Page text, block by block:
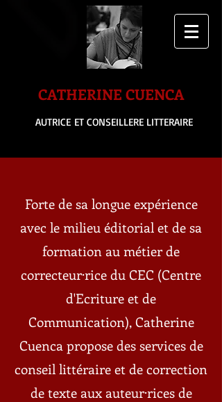
CATHERINE CUENCA
AUTRICEET CONSEILLERELITTERAIRE
Forte de sa longue expérience
avec le milieu éditorial et de sa
formation au métier de
correcteur·rice du CEC (Centre
d'Ecriture et de
Communication), Catherine
Cuenca propose des services de
conseil littéraire et de correction
de texte aux auteur·rices de